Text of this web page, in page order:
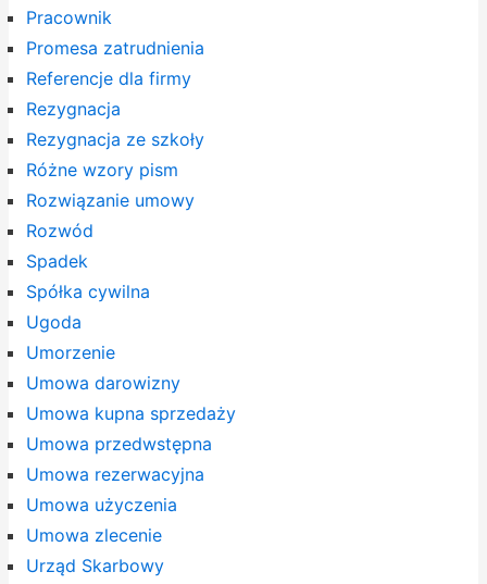
Pracownik
Promesa zatrudnienia
Referencje dla firmy
Rezygnacja
Rezygnacja ze szkoły
Różne wzory pism
Rozwiązanie umowy
Rozwód
Spadek
Spółka cywilna
Ugoda
Umorzenie
Umowa darowizny
Umowa kupna sprzedaży
Umowa przedwstępna
Umowa rezerwacyjna
Umowa użyczenia
Umowa zlecenie
Urząd Skarbowy